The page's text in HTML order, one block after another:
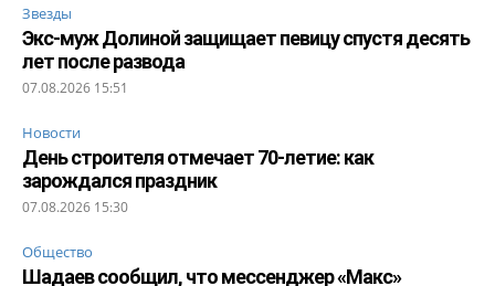
Звезды
Экс-муж Долиной защищает певицу спустя десять
лет после развода
07.08.2026 15:51
Новости
День строителя отмечает 70-летие: как
зарождался праздник
07.08.2026 15:30
Общество
Шадаев сообщил, что мессенджер «Макс»